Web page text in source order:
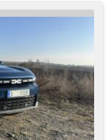
Bluetooth, El.
El.
höheneinstellbare
LED, Heck
Stop System,
Außenthermometer,
Teilbare
Dachscheibe,
skla,
Ausziehbare
im Kfz-Schein,